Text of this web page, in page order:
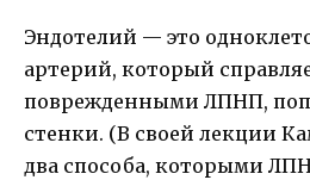
Эндотелий — это
артерий, который
поврежденными ЛПНП,
стенки. (В своей лекции
два способа, которыми